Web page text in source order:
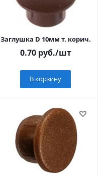
Заглушка D 10мм т. корич.
0.70руб./шт
В корзину